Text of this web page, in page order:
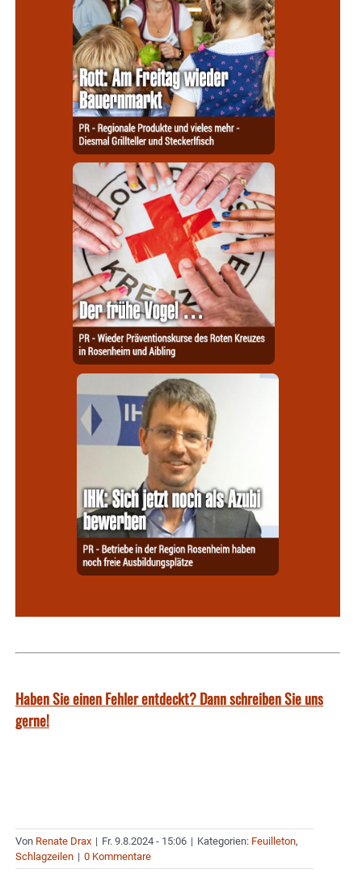
Haben Sie einen Fehler entdeckt? Dann schreiben Sie uns
gerne!
Von Renate Drax | Fr. 9.8.2024 - 15:06 | Kategorien: Feuilleton,
Schlagzeilen | 0 Kommentare